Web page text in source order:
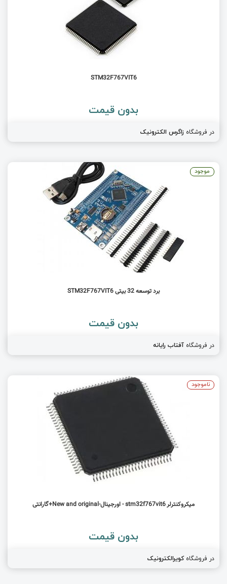
STM32F767VIT6
بدون قیمت
در فروشگاه زاگرس الکترونیک
برد توسعه 32 بیتی STM32F767VIT6
بدون قیمت
در فروشگاه آفتاب رایانه
موجود
میکروکنترلر stm32f767vit6 - اورجینال-New and original+گارانتی
بدون قیمت
در فروشگاهکویرالکترونیک
ناموجود